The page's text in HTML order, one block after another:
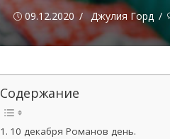
Опубликовано
09.12.2020 Автор
Джулия Горд
Содержание
10 декабря Романов день.